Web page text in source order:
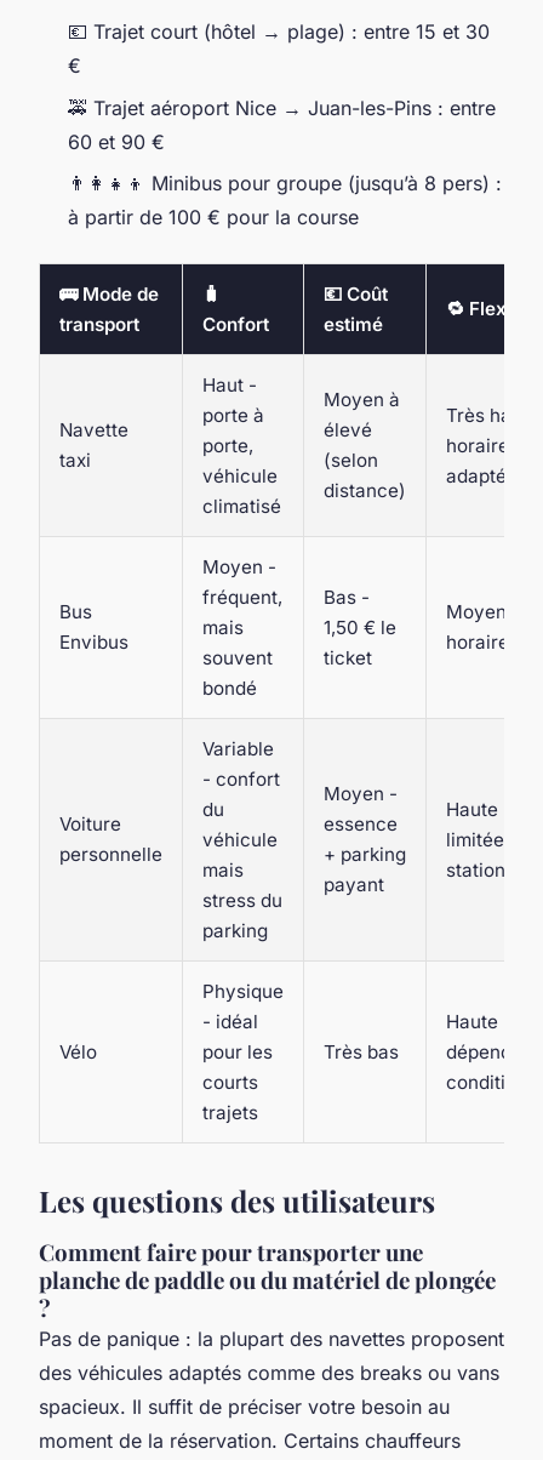
💶 Trajet court (hôtel → plage) : entre 15 et 30
€
🚕 Trajet aéroport Nice → Juan-les-Pins : entre
60 et 90 €
👨‍👩‍👧‍👦 Minibus pour groupe (jusqu’à 8 pers) :
à partir de 100 € pour la course
🚌 Mode de
transport
🧳
Confort
💶 Coût
estimé
🔁
Navette
taxi
Haut -
porte à
porte,
véhicule
climatisé
Moyen à
élevé
(selon
distance)
Très
horaires
adaptés
Bus
Envibus
Moyen -
fréquent,
mais
souvent
bondé
Bas -
1,50 € le
ticket
Moyenne -
horaires
Voiture
personnelle
Variable
- confort
du
véhicule
mais
stress du
parking
Moyen -
essence
+ parking
payant
Haute -
limitée par
Vélo
Physique
- idéal
pour les
courts
trajets
Très bas
Haute -
dépend
conditions
Les questions des utilisateurs
Comment faire pour transporter une
planche de paddle ou du matériel de plongée
?
Pas de panique : la plupart des navettes proposent
des véhicules adaptés comme des breaks ou vans
spacieux. Il suffit de préciser votre besoin au
moment de la réservation. Certains chauffeurs